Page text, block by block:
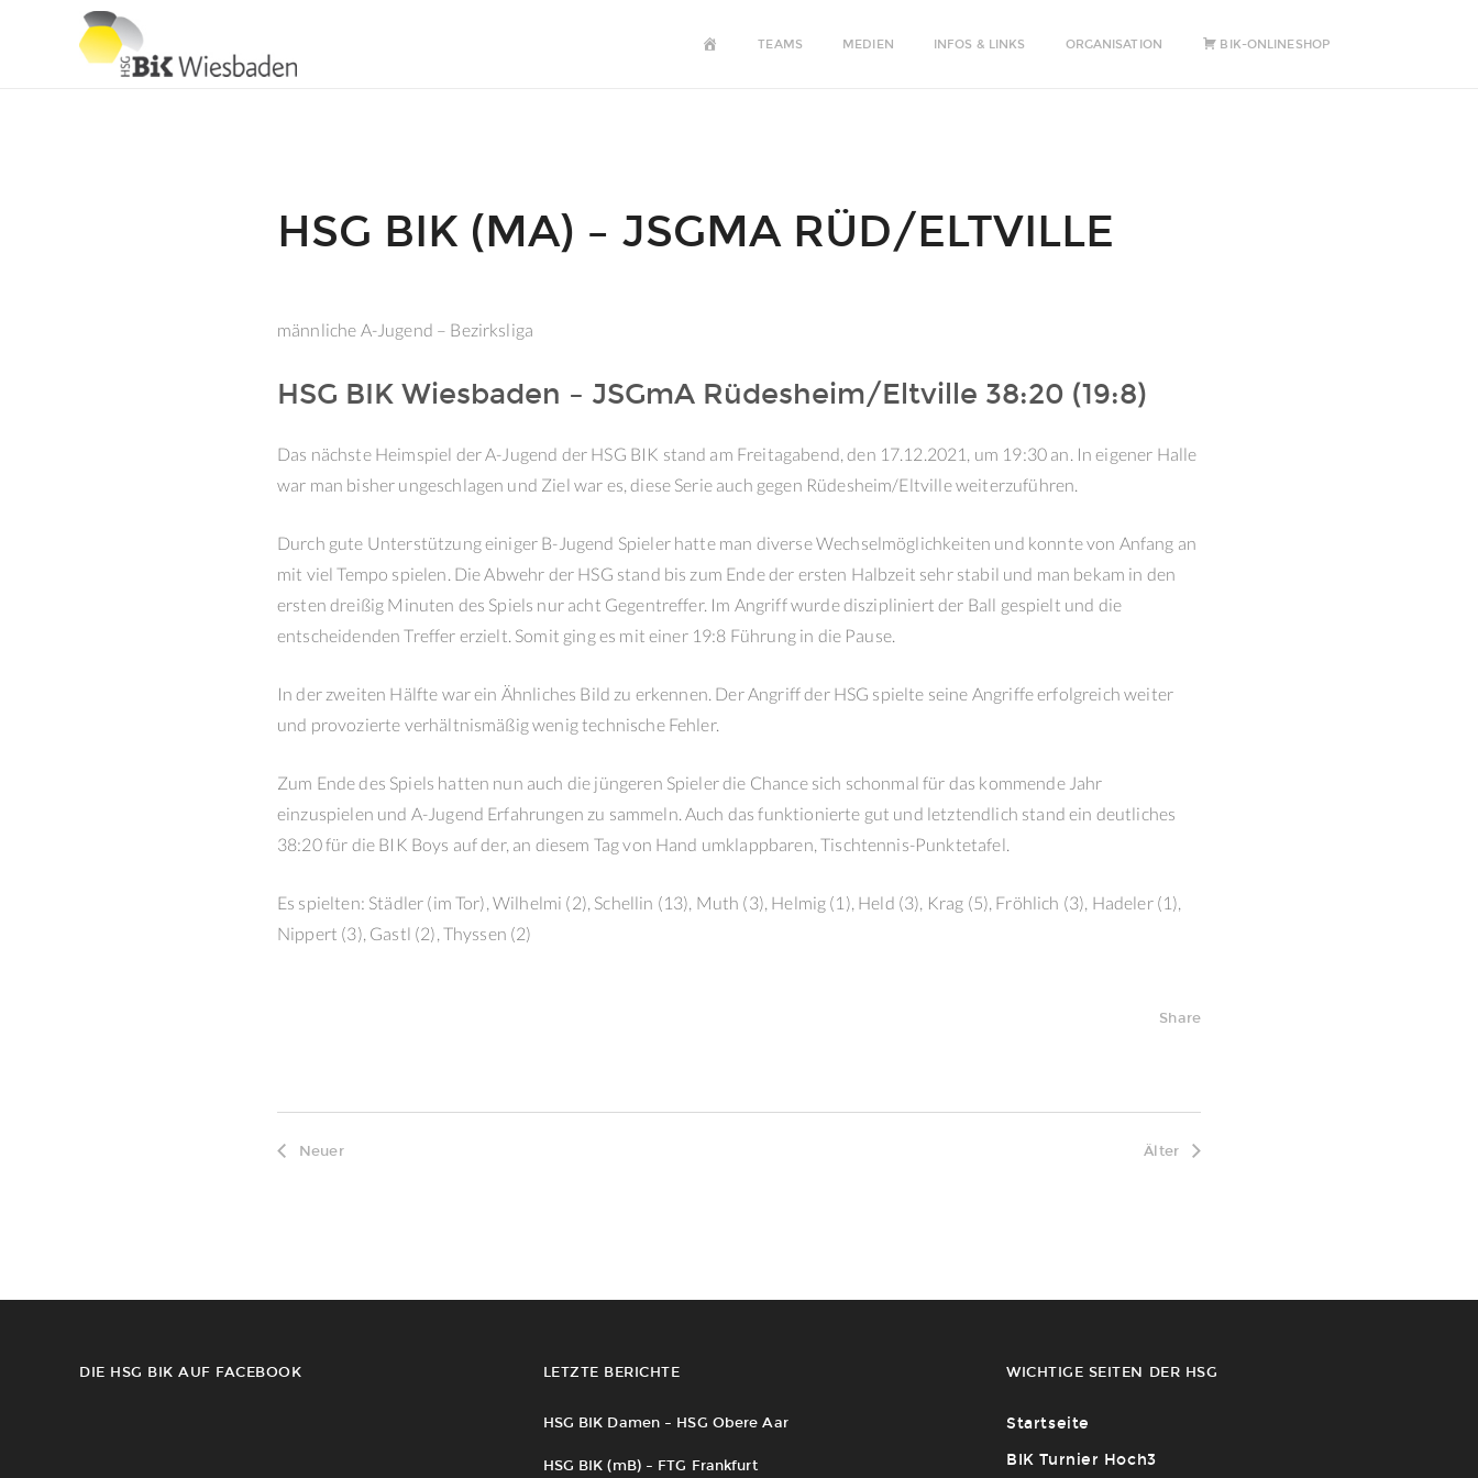
TEAMS MEDIEN INFOS & LINKS ORGANISATION BIK-ONLINESHOP
HSG BIK (MA) – JSGMA RÜD/ELTVILLE
männliche A-Jugend – Bezirksliga
HSG BIK Wiesbaden – JSGmA Rüdesheim/Eltville 38:20 (19:8)
Das nächste Heimspiel der A-Jugend der HSG BIK stand am Freitagabend, den 17.12.2021, um 19:30 an. In eigener Halle
war man bisher ungeschlagen und Ziel war es, diese Serie auch gegen Rüdesheim/Eltville weiterzuführen.
Durch gute Unterstützung einiger B-Jugend Spieler hatte man diverse Wechselmöglichkeiten und konnte von Anfang an
mit viel Tempo spielen. Die Abwehr der HSG stand bis zum Ende der ersten Halbzeit sehr stabil und man bekam in den
ersten dreißig Minuten des Spiels nur acht Gegentreffer. Im Angriff wurde diszipliniert der Ball gespielt und die
entscheidenden Treffer erzielt. Somit ging es mit einer 19:8 Führung in die Pause.
In der zweiten Hälfte war ein Ähnliches Bild zu erkennen. Der Angriff der HSG spielte seine Angriffe erfolgreich weiter
und provozierte verhältnismäßig wenig technische Fehler.
Zum Ende des Spiels hatten nun auch die jüngeren Spieler die Chance sich schonmal für das kommende Jahr
einzuspielen und A-Jugend Erfahrungen zu sammeln. Auch das funktionierte gut und letztendlich stand ein deutliches
38:20 für die BIK Boys auf der, an diesem Tag von Hand umklappbaren, Tischtennis-Punktetafel.
Es spielten: Städler (im Tor), Wilhelmi (2), Schellin (13), Muth (3), Helmig (1), Held (3), Krag (5), Fröhlich (3), Hadeler (1),
Nippert (3), Gastl (2), Thyssen (2)
Share
Neuer Älter
DIE HSG BIK AUF FACEBOOK LETZTE BERICHTE
HSG BIK Damen – HSG Obere Aar
HSG BIK (mB) – FTG Frankfurt
WICHTIGE SEITEN DER HSG
Startseite
BIK Turnier Hoch3